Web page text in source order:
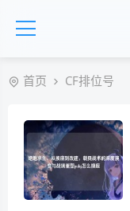
首页 CF排位号